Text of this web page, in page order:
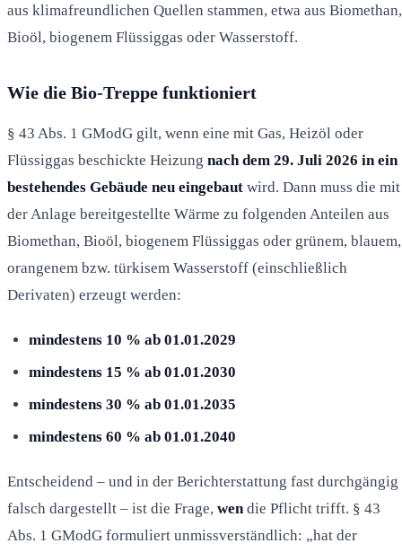
aus klimafreundlichen Quellen stammen, etwa aus Biomethan,
Bioöl, biogenem Flüssiggas oder Wasserstoff.
Wie die Bio-Treppe funktioniert
§ 43 Abs. 1 GModG gilt, wenn eine mit Gas, Heizöl oder
Flüssiggas beschickte Heizung nach dem 29. Juli 2026 in ein
bestehendes Gebäude neu eingebaut wird. Dann muss die mit
der Anlage bereitgestellte Wärme zu folgenden Anteilen aus
Biomethan, Bioöl, biogenem Flüssiggas oder grünem, blauem,
orangenem bzw. türkisem Wasserstoff (einschließlich
Derivaten) erzeugt werden:
mindestens 10 % ab 01.01.2029
mindestens 15 % ab 01.01.2030
mindestens 30 % ab 01.01.2035
mindestens 60 % ab 01.01.2040
Entscheidend – und in der Berichterstattung fast durchgängig
falsch dargestellt – ist die Frage, wen die Pflicht trifft. § 43
Abs. 1 GModG formuliert unmissverständlich: „hat der